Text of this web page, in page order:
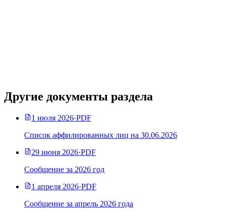
Другие документы раздела
1 июля 2026·PDF
Список аффилированных лиц на 30.06.2026
29 июня 2026·PDF
Сообщение за 2026 год
1 апреля 2026·PDF
Сообщение за апрель 2026 года